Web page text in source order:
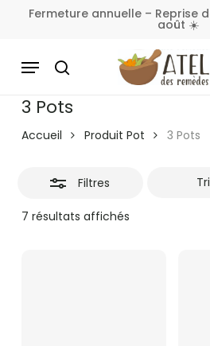
content
Fermeture annuelle – Reprise
août ☀️
SEARCH
MENU
3 Pots
Accueil Produit Pot 3 Pots
Filtres
7 résultats affichés